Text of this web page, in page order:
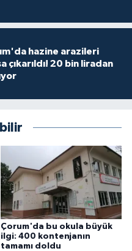
hazine arazileri
çıkarıldı! 20 bin liradan
Çorum'da bu okula büyük
ilgi: 400 kontenjanın
tamamı doldu